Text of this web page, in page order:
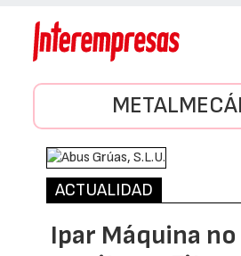
ACTUALIDAD
Ipar Máquina